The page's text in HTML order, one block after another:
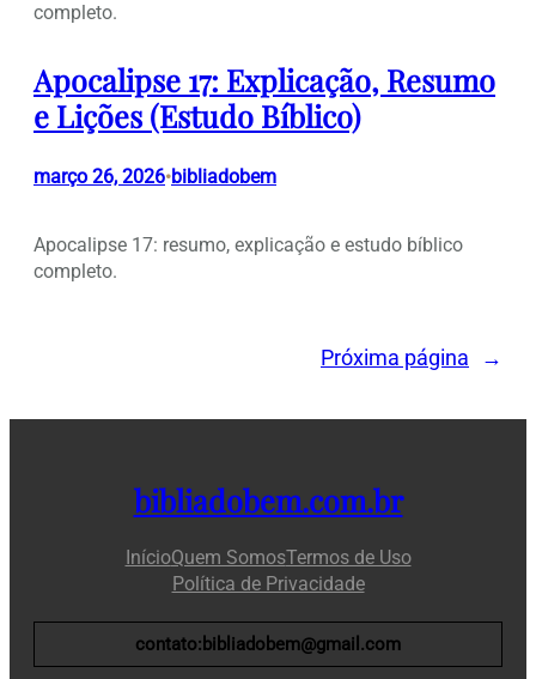
completo.
Apocalipse 17: Explicação, Resumo
e Lições (Estudo Bíblico)
março 26, 2026•bibliadobem
Apocalipse 17: resumo, explicação e estudo bíblico
completo.
Próxima página →
bibliadobem.com.br
InícioQuem SomosTermos de Uso
Política de Privacidade
contato:bibliadobem@gmail.com